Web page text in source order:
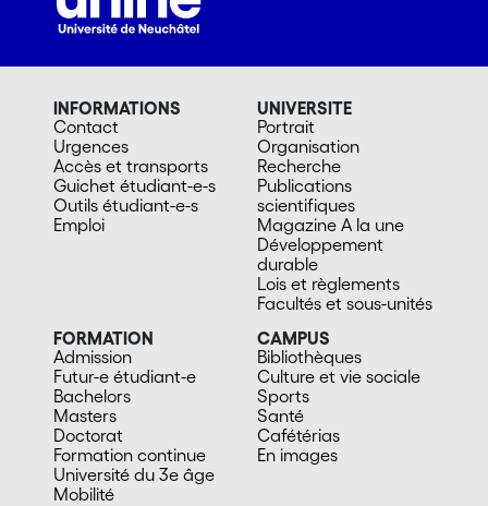
INFORMATIONS
Contact
Urgences
Accès et transports
Guichet étudiant-e-s
Outils étudiant-e-s
Emploi
UNIVERSITE
Portrait
Organisation
Recherche
Publications
scientifiques
Magazine A la une
Développement
durable
Lois et règlements
Facultés et sous-unités
FORMATION
Admission
Futur-e étudiant-e
Bachelors
Masters
Doctorat
Formation continue
Université du 3e âge
Mobilité
CAMPUS
Bibliothèques
Culture et vie sociale
Sports
Santé
Cafétérias
En images